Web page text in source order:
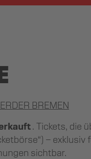
BREMEN
. Tickets, die
–
sichtbar.